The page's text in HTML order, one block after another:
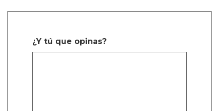
¿Y tú que opinas?